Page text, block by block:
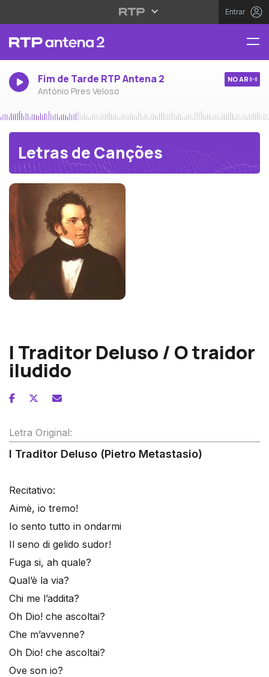
Entrar
Fim de Tarde RTP Antena 2
António Pires Veloso
NO AR
Letras de Canções
l Traditor Deluso / O traidor
iludido
Letra Original:
l Traditor Deluso (Pietro Metastasio)
Recitativo:
Aimè, io tremo!
Io sento tutto in ondarmi
Il seno di gelido sudor!
Fuga si, ah quale?
Qual’è la via?
Chi me l’addita?
Oh Dio! che ascoltai?
Che m’avvenne?
Oh Dio! che ascoltai?
Ove son io?